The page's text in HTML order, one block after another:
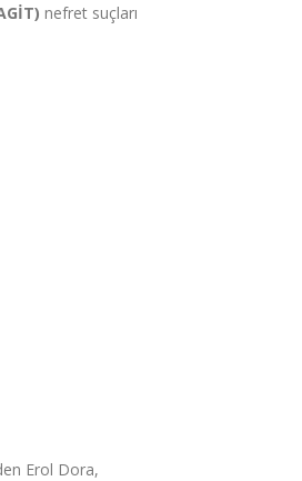
nefret suçları
Erol Dora,